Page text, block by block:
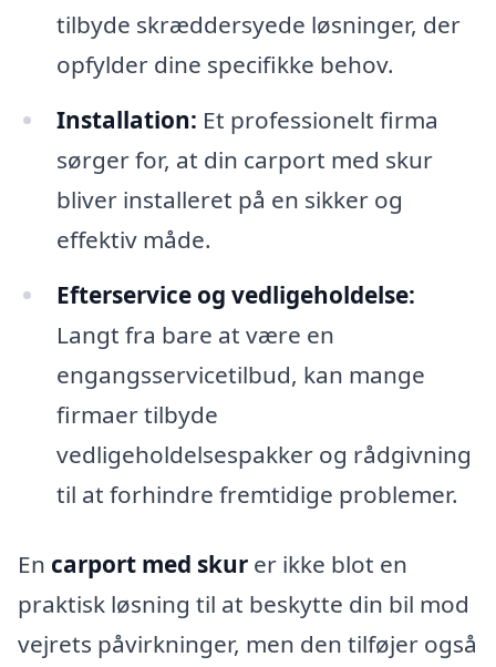
tilbyde skræddersyede løsninger, der
opfylder dine specifikke behov.
Installation: Et professionelt firma
sørger for, at din carport med skur
bliver installeret på en sikker og
effektiv måde.
Efterservice og vedligeholdelse:
Langt fra bare at være en
engangsservicetilbud, kan mange
firmaer tilbyde
vedligeholdelsespakker og rådgivning
til at forhindre fremtidige problemer.
En carport med skur er ikke blot en
praktisk løsning til at beskytte din bil mod
vejrets påvirkninger, men den tilføjer også